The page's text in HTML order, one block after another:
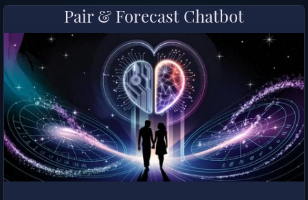
Pair & Forecast Chatbot